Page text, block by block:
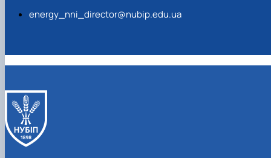
energy_nni_director@nubip.edu.ua